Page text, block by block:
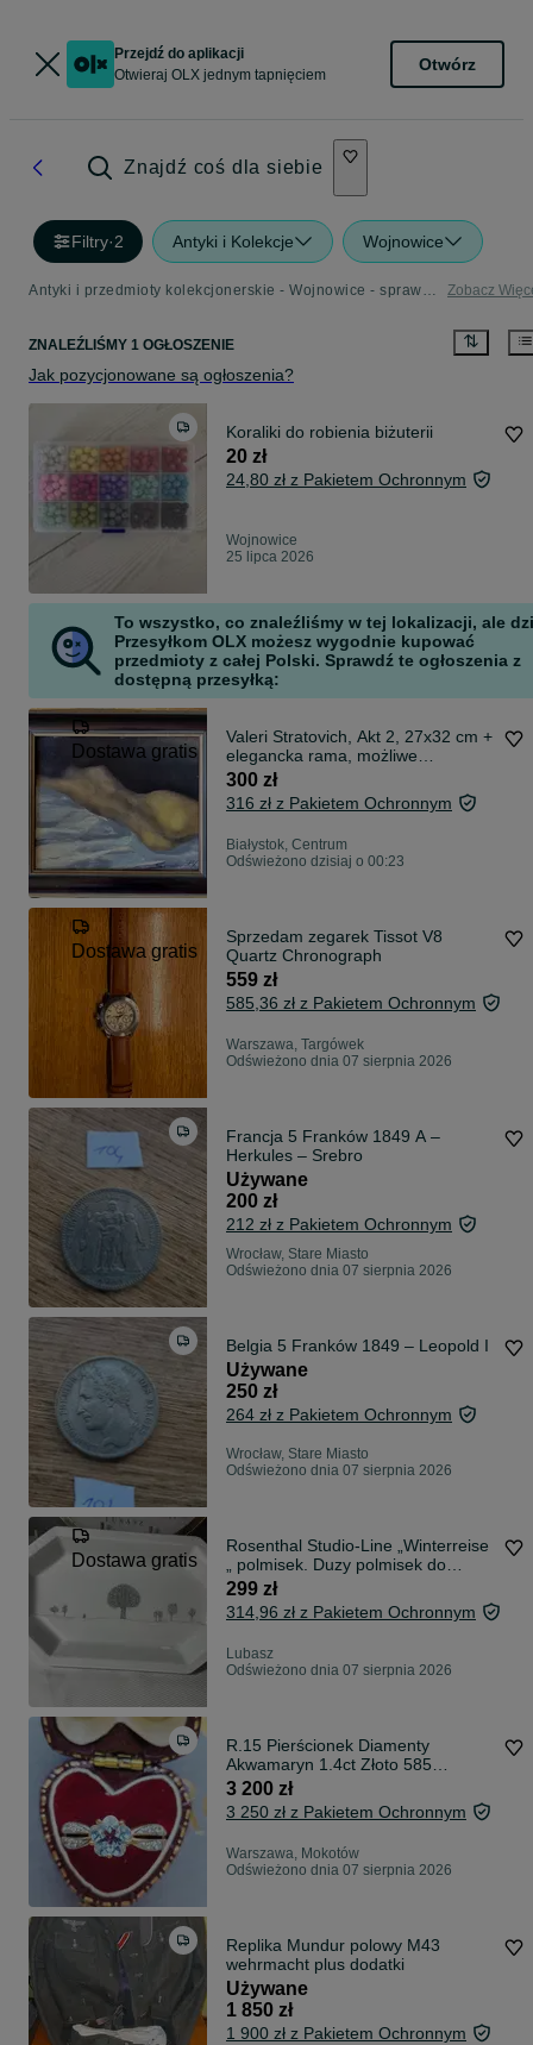
Przejdź do aplikacji
Otwieraj OLX jednym tapnięciem
Otwórz
Znajdź coś dla siebie
Filtry·2 Antyki i Kolekcje Wojnowice
Antyki i przedmioty kolekcjonerskie - Wojnowice - sprawdź ogłoszenia w Twojej okolicy Zobacz
ZNALEŹLIŚMY 1 OGŁOSZENIE
Jak pozycjonowane są ogłoszenia?
Koraliki do robienia biżuterii
20 zł
24,80 zł z Pakietem Ochronnym
Wojnowice
25 lipca 2026
To wszystko, co znaleźliśmy w tej lokalizacji, ale
Przesyłkom OLX możesz wygodnie kupować
przedmioty z całej Polski. Sprawdź te ogłoszenia z
dostępną przesyłką:
Dostawa gratis
Valeri Stratovich, Akt 2, 27x32 cm +
elegancka rama, możliwe
stworzenie dyptyku (patrz 2
ogłoszenie)
300 zł
316 zł z Pakietem Ochronnym
Białystok, Centrum
Odświeżono dzisiaj o 00:23
Dostawa gratis
Sprzedam zegarek Tissot V8
Quartz Chronograph
559 zł
585,36 zł z Pakietem Ochronnym
Warszawa, Targówek
Odświeżono dnia 07 sierpnia 2026
Francja 5 Franków 1849 A –
Herkules – Srebro
Używane
200 zł
212 zł z Pakietem Ochronnym
Wrocław, Stare Miasto
Odświeżono dnia 07 sierpnia 2026
Belgia 5 Franków 1849 – Leopold I
Używane
250 zł
264 zł z Pakietem Ochronnym
Wrocław, Stare Miasto
Odświeżono dnia 07 sierpnia 2026
Dostawa gratis
Rosenthal Studio-Line „Winterreise
„ polmisek. Duzy polmisek do
serwowania dan . Elegancki
polmisek . Biala porcelana
Rosenthal. Naczynie do serwowani
299 zł
314,96 zł z Pakietem Ochronnym
Lubasz
Odświeżono dnia 07 sierpnia 2026
R.15 Pierścionek Diamenty
Akwamaryn 1.4ct Złoto 585
WYCENA
3 200 zł
3 250 zł z Pakietem Ochronnym
Warszawa, Mokotów
Odświeżono dnia 07 sierpnia 2026
Replika Mundur polowy M43
wehrmacht plus dodatki
Używane
1 850 zł
1 900 zł z Pakietem Ochronnym